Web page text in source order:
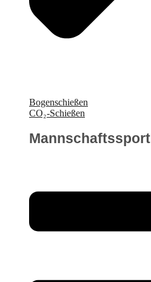
Bogenschießen
CO₂-Schießen
Mannschaftssport